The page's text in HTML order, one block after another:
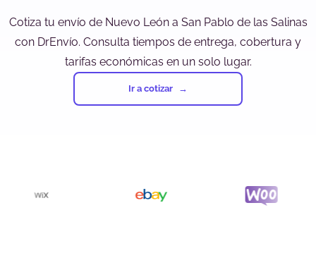
Cotiza tu envío de Nuevo León a San Pablo de las Salinas
con DrEnvío. Consulta tiempos de entrega, cobertura y
tarifas económicas en un solo lugar.
Ir a cotizar